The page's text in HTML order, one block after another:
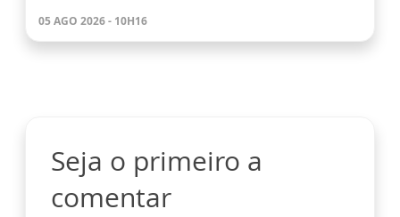
05 AGO 2026 - 10H16
Seja o primeiro a
comentar